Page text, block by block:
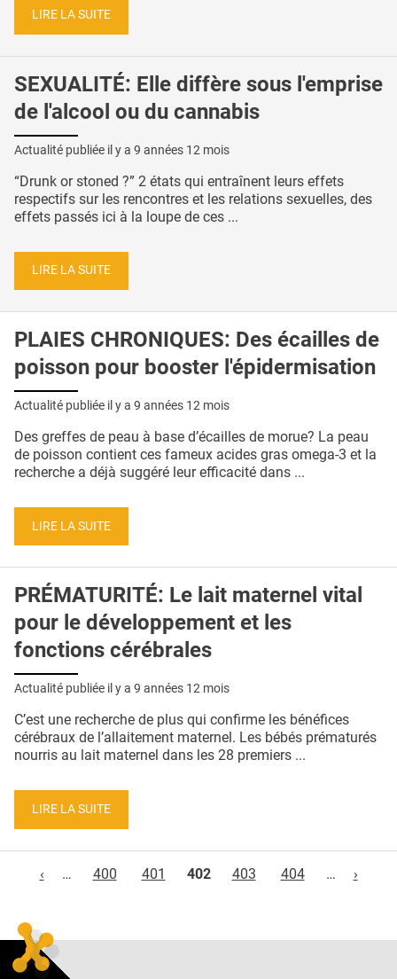
LIRE LA SUITE
SEXUALITÉ: Elle diffère sous l'emprise
de l'alcool ou du cannabis
Actualité publiée il y a 9 années 12 mois
“Drunk or stoned ?” 2 états qui entraînent leurs effets
respectifs sur les rencontres et les relations sexuelles, des
effets passés ici à la loupe de ces ...
LIRE LA SUITE
PLAIES CHRONIQUES: Des écailles de
poisson pour booster l'épidermisation
Actualité publiée il y a 9 années 12 mois
Des greffes de peau à base d’écailles de morue? La peau
de poisson contient ces fameux acides gras omega-3 et la
recherche a déjà suggéré leur efficacité dans ...
LIRE LA SUITE
PRÉMATURITÉ: Le lait maternel vital
pour le développement et les
fonctions cérébrales
Actualité publiée il y a 9 années 12 mois
C’est une recherche de plus qui confirme les bénéfices
cérébraux de l’allaitement maternel. Les bébés prématurés
nourris au lait maternel dans les 28 premiers ...
LIRE LA SUITE
‹
… 400 401 402 403 404 … ›